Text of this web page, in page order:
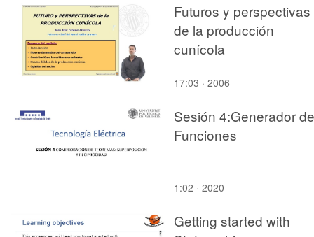
Futuros y perspectivas
de la producción
cunícola
17:03 · 2006
Sesión 4:Generador de
Funciones
1:02 · 2020
Getting started with